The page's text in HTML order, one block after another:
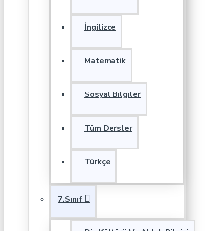
İngilizce
Matematik
Sosyal Bilgiler
Tüm Dersler
Türkçe
7.Sınıf